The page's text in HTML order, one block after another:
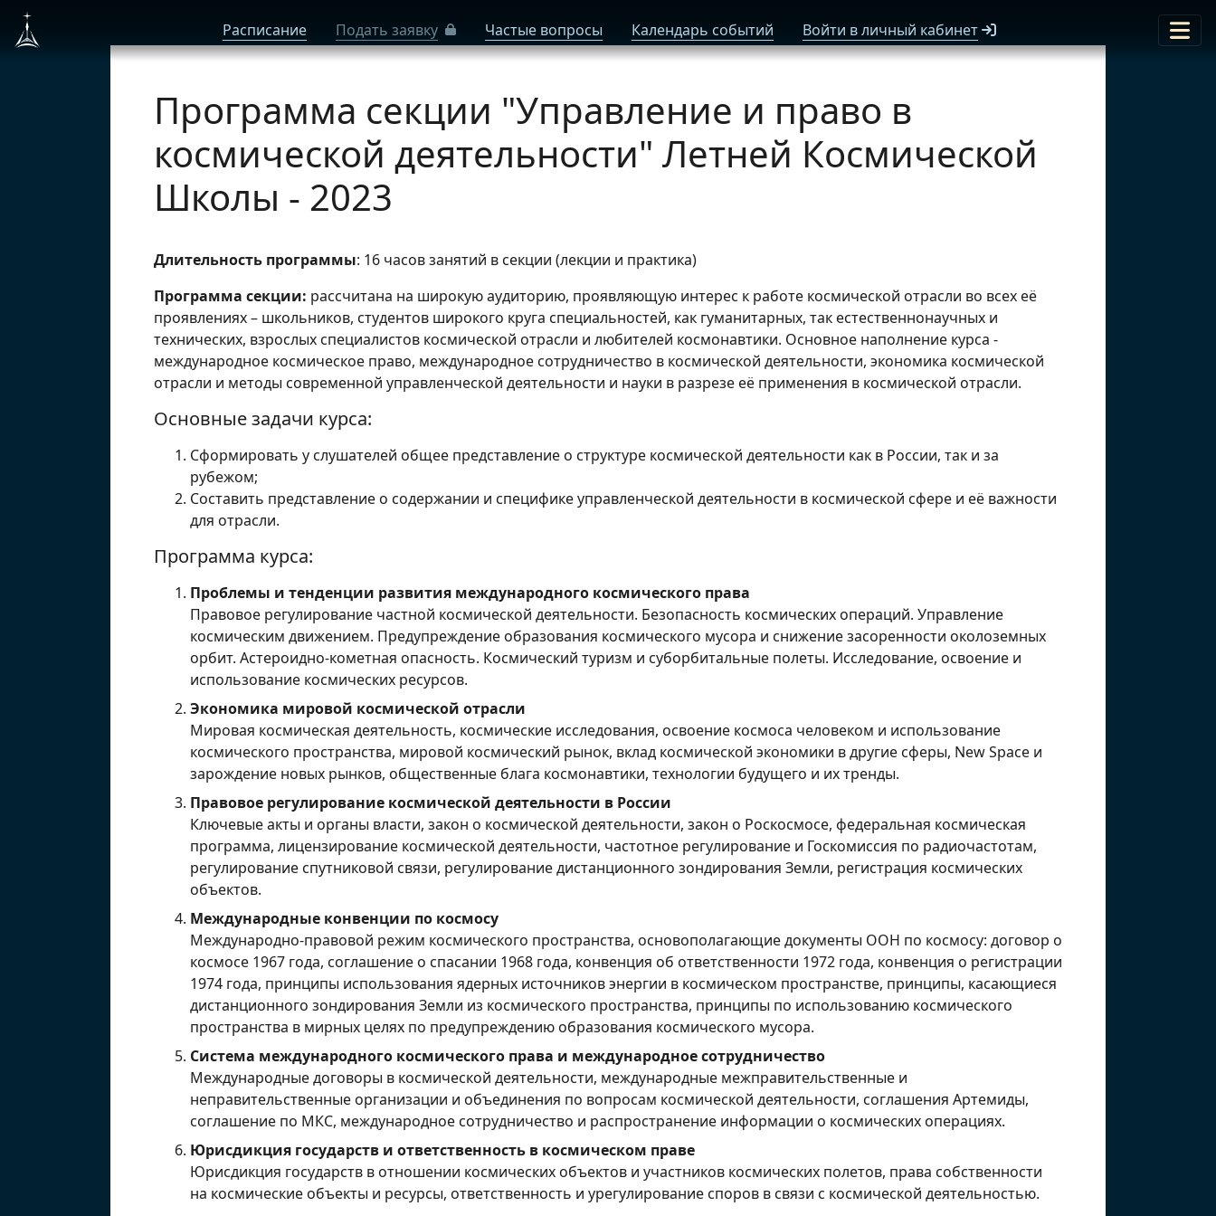
Расписание Подать заявку Частые вопросы Календарь событий Войти в личный кабинет
Программа секции "Управление и право в
космической деятельности" Летней Космической
Школы - 2023
Длительность программы: 16 часов занятий в секции (лекции и практика)
Программа секции: рассчитана на широкую аудиторию, проявляющую интерес к работе космической отрасли во всех её
проявлениях – школьников, студентов широкого круга специальностей, как гуманитарных, так естественнонаучных и
технических, взрослых специалистов космической отрасли и любителей космонавтики. Основное наполнение курса -
международное космическое право, международное сотрудничество в космической деятельности, экономика космической
отрасли и методы современной управленческой деятельности и науки в разрезе её применения в космической отрасли.
Основные задачи курса:
Сформировать у слушателей общее представление о структуре космической деятельности как в России, так и за
рубежом;
Составить представление о содержании и специфике управленческой деятельности в космической сфере и её важности
для отрасли.
Программа курса:
Проблемы и тенденции развития международного космического права
Правовое регулирование частной космической деятельности. Безопасность космических операций. Управление
космическим движением. Предупреждение образования космического мусора и снижение засоренности околоземных
орбит. Астероидно-кометная опасность. Космический туризм и суборбитальные полеты. Исследование, освоение и
использование космических ресурсов.
Экономика мировой космической отрасли
Мировая космическая деятельность, космические исследования, освоение космоса человеком и использование
космического пространства, мировой космический рынок, вклад космической экономики в другие сферы, New Space и
зарождение новых рынков, общественные блага космонавтики, технологии будущего и их тренды.
Правовое регулирование космической деятельности в России
Ключевые акты и органы власти, закон о космической деятельности, закон о Роскосмосе, федеральная космическая
программа, лицензирование космической деятельности, частотное регулирование и Госкомиссия по радиочастотам,
регулирование спутниковой связи, регулирование дистанционного зондирования Земли, регистрация космических
объектов.
Международные конвенции по космосу
Международно-правовой режим космического пространства, основополагающие документы ООН по космосу: договор о
космосе 1967 года, соглашение о спасании 1968 года, конвенция об ответственности 1972 года, конвенция о регистрации
1974 года, принципы использования ядерных источников энергии в космическом пространстве, принципы, касающиеся
дистанционного зондирования Земли из космического пространства, принципы по использованию космического
пространства в мирных целях по предупреждению образования космического мусора.
Система международного космического права и международное сотрудничество
Международные договоры в космической деятельности, международные межправительственные и
неправительственные организации и объединения по вопросам космической деятельности, соглашения Артемиды,
соглашение по МКС, международное сотрудничество и распространение информации о космических операциях.
Юрисдикция государств и ответственность в космическом праве
Юрисдикция государств в отношении космических объектов и участников космических полетов, права собственности
на космические объекты и ресурсы, ответственность и урегулирование споров в связи с космической деятельностью.